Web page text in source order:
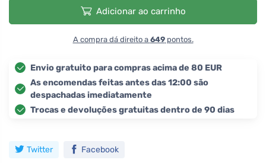
Adicionar ao carrinho
A compra dá direito a 649pontos.
Envio gratuito para compras acima de 80 EUR
As encomendas feitas antes das 12:00 são
despachadas imediatamente
Trocas e devoluções gratuitas dentro de 90 dias
Twitter Facebook